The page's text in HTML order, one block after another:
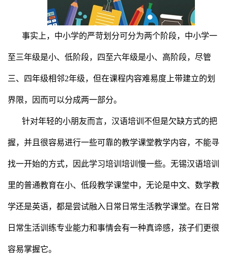
事实上，中小学的严苛划分可分为两个阶段，中小学一
至三年级是小、低阶段，四至六年级是小、高阶段，尽管
三、四年级相邻2年级，但在课程内容难易度上带建立的划
界限，因而可以分成两一部分。
针对年轻的小朋友而言，汉语培训不但是欠缺方式的把
握，并且很容易进行一些可靠的教学课堂教学内容，不能寻
找一开始的方式，因此学习培训培训慢一些。无锡汉语培训
里的普通教育在小、低段教学课堂中，无论是中文、数学教
学还是英语，都是尝试融入日常日常生活教学课堂。在日常
日常生活训练专业能力和事情会有一种真谛感，孩子们更很
容易掌握它。